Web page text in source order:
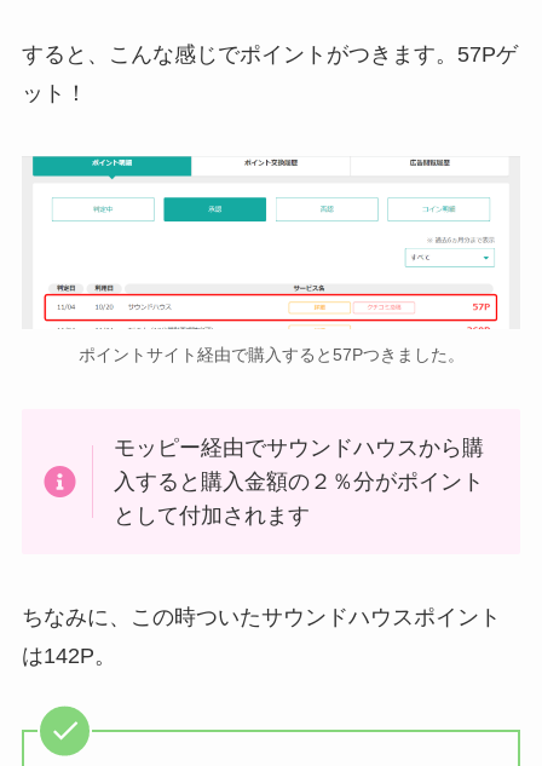
すると、こんな感じでポイントがつきます。57Pゲ
ット！
ポイントサイト経由で購入すると57Pつきました。
モッピー経由でサウンドハウスから購
入すると購入金額の２％分がポイント
として付加されます
ちなみに、この時ついたサウンドハウスポイント
は142P。